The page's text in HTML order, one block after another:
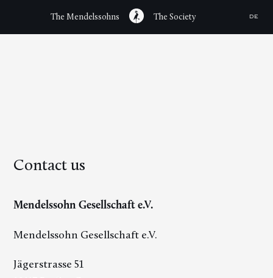
The Mendelssohns The Society DE
Contact us
Mendelssohn Gesellschaft e.V.
Mendelssohn Gesellschaft e.V.
Jägerstrasse 51